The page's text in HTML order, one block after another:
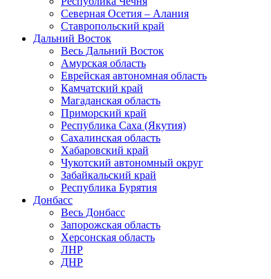
Северная Осетия – Алания
Ставропольский край
Дальний Восток
Весь Дальний Восток
Амурская область
Еврейская автономная область
Камчатский край
Магаданская область
Приморский край
Республика Саха (Якутия)
Сахалинская область
Хабаровский край
Чукотский автономный округ
Забайкальский край
Республика Бурятия
Донбасс
Весь Донбасс
Запорожская область
Херсонская область
ЛНР
ДНР